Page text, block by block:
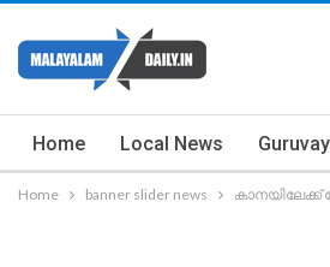
Home Local News
Home banner slider news